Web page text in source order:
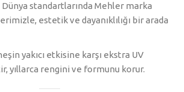
Dünya standartlarında Mehler marka
estetik ve dayanıklılığı bir arada
yakıcı etkisine karşı ekstra UV
yıllarca rengini ve formunu korur.